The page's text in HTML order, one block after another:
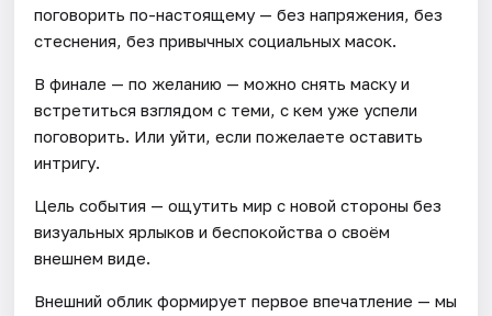
поговорить по-настоящему — без напряжения, без
стеснения, без привычных социальных масок.
В финале — по желанию — можно снять маску и
встретиться взглядом с теми, с кем уже успели
поговорить. Или уйти, если пожелаете оставить
интригу.
Цель события — ощутить мир с новой стороны без
визуальных ярлыков и беспокойства о своём
внешнем виде.
Внешний облик формирует первое впечатление — мы